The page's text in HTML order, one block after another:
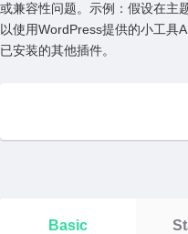
或兼容性问题。⽰例：假设在主
以使⽤WordPress提供的⼩⼯具
已安装的其他插件。
Basic